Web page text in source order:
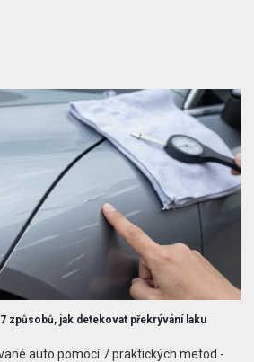
způsobů, jak detekovat překrývání laku
auto pomocí 7 praktických metod -